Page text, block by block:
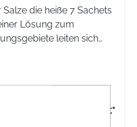
die heiße 7 Sachets
Lösung zum
leiten sich
Biochemie nach Dr.
Krämpfen und
16,95 €*